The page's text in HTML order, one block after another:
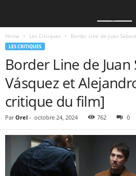
Home Les Critiques Border Line de Juan
LES CRITIQUES
Border Line de Juan
Vásquez et
critique du film]
Par Orel - octobre 24, 2024 762 0